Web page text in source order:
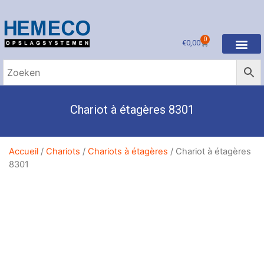
€0,00 0
Chariot à étagères 8301
Accueil / Chariots / Chariots à étagères / Chariot à étagères
8301